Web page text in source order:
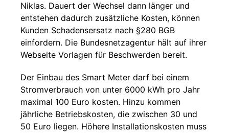
Niklas. Dauert der Wechsel dann länger und
entstehen dadurch zusätzliche Kosten, können
Kunden Schadensersatz nach §280 BGB
einfordern. Die Bundesnetzagentur hält auf ihrer
Webseite Vorlagen für Beschwerden bereit.
Der Einbau des Smart Meter darf bei einem
Stromverbrauch von unter 6000 kWh pro Jahr
maximal 100 Euro kosten. Hinzu kommen
jährliche Betriebskosten, die zwischen 30 und
50 Euro liegen. Höhere Installationskosten muss